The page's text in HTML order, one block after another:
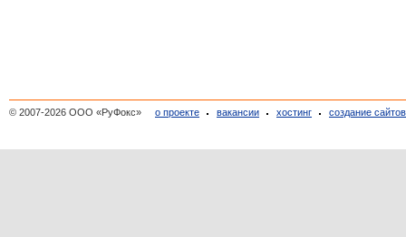
© 2007-2026 ООО «РуФокс» о проекте вакансии хостинг создание сайтов